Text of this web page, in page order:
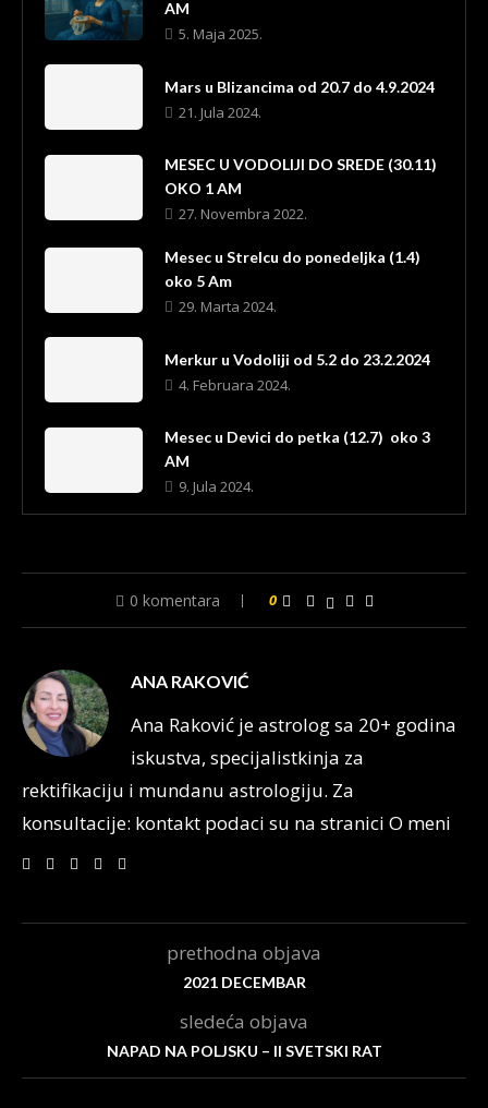
AM
5. Maja 2025.
Mars u Blizancima od 20.7 do 4.9.2024
21. Jula 2024.
MESEC U VODOLIJI DO SREDE (30.11)
OKO 1 AM
27. Novembra 2022.
Mesec u Strelcu do ponedeljka (1.4)
oko 5 Am
29. Marta 2024.
Merkur u Vodoliji od 5.2 do 23.2.2024
4. Februara 2024.
Mesec u Devici do petka (12.7) oko 3
AM
9. Jula 2024.
0 komentara 0
ANA RAKOVIĆ
Ana Raković je astrolog sa 20+ godina
iskustva, specijalistkinja za
rektifikaciju i mundanu astrologiju. Za
konsultacije: kontakt podaci su na stranici O meni
prethodna objava
2021 DECEMBAR
sledeća objava
NAPAD NA POLJSKU – II SVETSKI RAT